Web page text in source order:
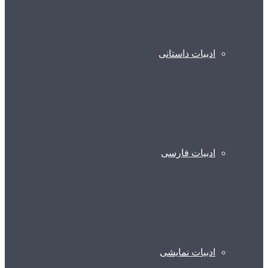
ادبیات داستانی
ادبیات فارسی
ادبیات نمایشی